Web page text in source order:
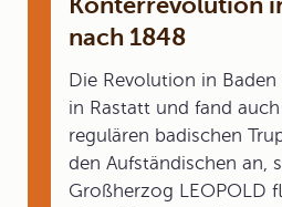
nach 1848
Die Revolution in
in Rastatt und fand
regulären badischen
den Aufständischen an,
Großherzog LEOPOLD